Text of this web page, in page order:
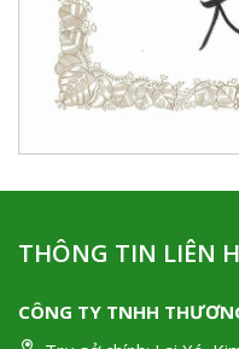
THÔNG TIN LIÊN
CÔNG TY TNHH